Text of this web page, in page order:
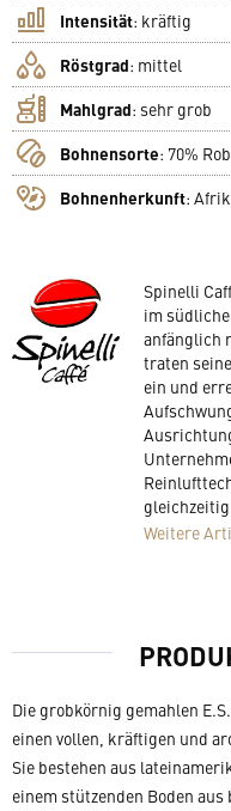
Intensität: kräftig
Röstgrad: mittel
Mahlgrad: sehr grob
Bohnensorte: 70%
Bohnenherkunft:
Spinelli
im
anfänglich
traten
ein und
Weitere
Die grobkörnig gemahlen
einen vollen, kräftigen und
Sie bestehen aus
einem stützenden Boden